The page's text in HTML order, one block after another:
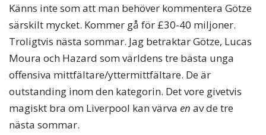
Känns inte som att man behöver kommentera Götze
särskilt mycket. Kommer gå för £30-40 miljoner.
Troligtvis nästa sommar. Jag betraktar Götze, Lucas
Moura och Hazard som världens tre bästa unga
offensiva mittfältare/yttermittfältare. De är
outstanding inom den kategorin. Det vore givetvis
magiskt bra om Liverpool kan värva en av de tre
nästa sommar.